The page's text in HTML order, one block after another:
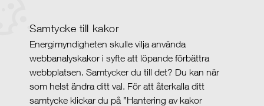
Samtycke till kakor
Energimyndigheten skulle vilja använda
webbanalyskakor i syfte att löpande förbättra
webbplatsen. Samtycker du till det? Du kan när
som helst ändra ditt val. För att återkalla ditt
samtycke klickar du på ”Hantering av kakor